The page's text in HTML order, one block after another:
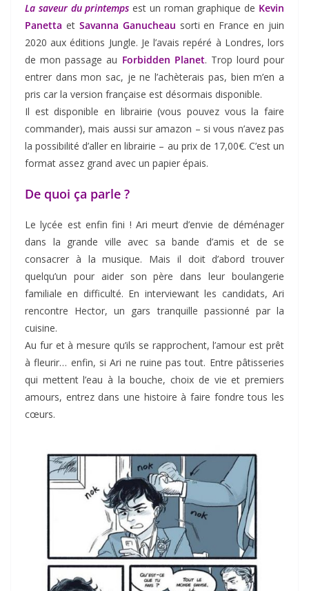
La saveur du printemps est un roman graphique de Kevin
Panetta et Savanna Ganucheau sorti en France en juin
2020 aux éditions Jungle. Je l’avais repéré à Londres, lors
de mon passage au Forbidden Planet. Trop lourd pour
entrer dans mon sac, je ne l’achèterais pas, bien m’en a
pris car la version française est désormais disponible.
Il est disponible en librairie (vous pouvez vous la faire
commander), mais aussi sur amazon – si vous n’avez pas
la possibilité d’aller en librairie – au prix de 17,00€. C’est un
format assez grand avec un papier épais.
De quoi ça parle ?
Le lycée est enfin fini ! Ari meurt d’envie de déménager
dans la grande ville avec sa bande d’amis et de se
consacrer à la musique. Mais il doit d’abord trouver
quelqu’un pour aider son père dans leur boulangerie
familiale en difficulté. En interviewant les candidats, Ari
rencontre Hector, un gars tranquille passionné par la
cuisine.
Au fur et à mesure qu’ils se rapprochent, l’amour est prêt
à fleurir… enfin, si Ari ne ruine pas tout. Entre pâtisseries
qui mettent l’eau à la bouche, choix de vie et premiers
amours, entrez dans une histoire à faire fondre tous les
cœurs.